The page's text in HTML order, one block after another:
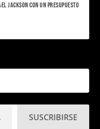
JACKSON CON UN PRESUPUESTO
SUSCRIBIRSE